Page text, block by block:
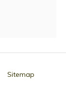
Sitemap